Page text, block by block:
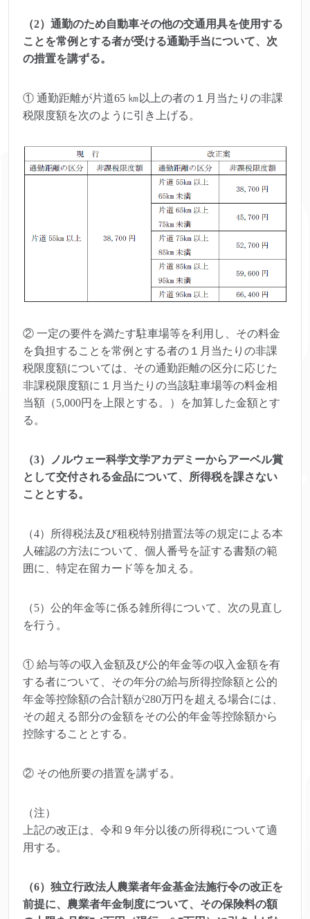
（2）通勤のため自動車その他の交通用具を使用する
ことを常例とする者が受ける通勤手当について、次
の措置を講ずる。
① 通勤距離が片道65 ㎞以上の者の１月当たりの非課
税限度額を次のように引き上げる。
② 一定の要件を満たす駐車場等を利用し、その料金
を負担することを常例とする者の１月当たりの非課
税限度額については、その通勤距離の区分に応じた
非課税限度額に１月当たりの当該駐車場等の料金相
当額（5,000円を上限とする。）を加算した金額とす
る。
（3）ノルウェー科学文学アカデミーからアーベル賞
として交付される金品について、所得税を課さない
こととする。
（4）所得税法及び租税特別措置法等の規定による本
人確認の方法について、個人番号を証する書類の範
囲に、特定在留カード等を加える。
（5）公的年金等に係る雑所得について、次の見直し
を行う。
① 給与等の収入金額及び公的年金等の収入金額を有
する者について、その年分の給与所得控除額と公的
年金等控除額の合計額が280万円を超える場合には、
その超える部分の金額をその公的年金等控除額から
控除することとする。
② その他所要の措置を講ずる。
（注）
上記の改正は、令和９年分以後の所得税について適
用する。
（6）独立行政法人農業者年金基金法施行令の改正を
前提に、農業者年金制度について、その保険料の額